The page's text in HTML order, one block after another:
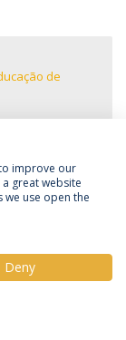
de
improve our
great website
use open the
Deny